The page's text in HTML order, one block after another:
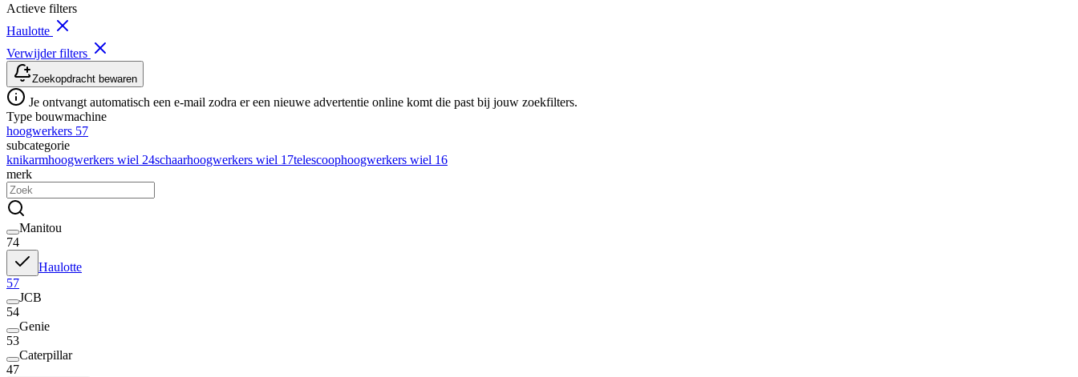
Actieve filters
Haulotte
Verwijder filters
Zoekopdracht bewaren
Je ontvangt automatisch een e-mail zodra er een nieuwe advertentie online komt die past bij jouw zoekfilters.
Type bouwmachine
hoogwerkers 57
subcategorie
knikarmhoogwerkers wiel 24schaarhoogwerkers wiel 17telescoophoogwerkers wiel 16
merk
Manitou
74
Haulotte
57
JCB
54
Genie
53
Caterpillar
47